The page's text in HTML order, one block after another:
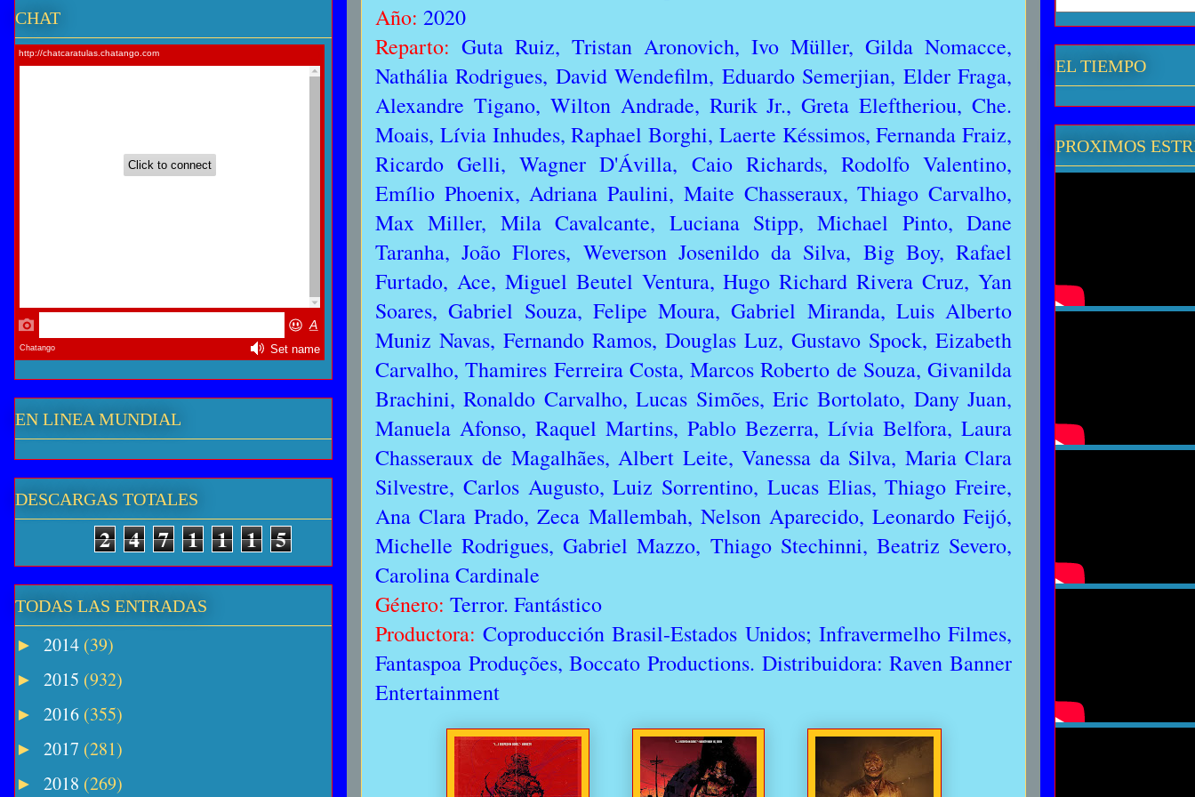
Año: 2020
Reparto: Guta Ruiz, Tristan Aronovich, Ivo Müller, Gilda Nomacce,
Nathália Rodrigues, David Wendefilm, Eduardo Semerjian, Elder Fraga,
Alexandre Tigano, Wilton Andrade, Rurik Jr., Greta Eleftheriou, Che.
Moais, Lívia Inhudes, Raphael Borghi, Laerte Késsimos, Fernanda Fraiz,
Ricardo Gelli, Wagner D'Ávilla, Caio Richards, Rodolfo Valentino,
Emílio Phoenix, Adriana Paulini, Maite Chasseraux, Thiago Carvalho,
Max Miller, Mila Cavalcante, Luciana Stipp, Michael Pinto, Dane
Taranha, João Flores, Weverson Josenildo da Silva, Big Boy, Rafael
Furtado, Ace, Miguel Beutel Ventura, Hugo Richard Rivera Cruz, Yan
Soares, Gabriel Souza, Felipe Moura, Gabriel Miranda, Luis Alberto
Muniz Navas, Fernando Ramos, Douglas Luz, Gustavo Spock, Eizabeth
Carvalho, Thamires Ferreira Costa, Marcos Roberto de Souza, Givanilda
Brachini, Ronaldo Carvalho, Lucas Simões, Eric Bortolato, Dany Juan,
Manuela Afonso, Raquel Martins, Pablo Bezerra, Lívia Belfora, Laura
Chasseraux de Magalhães, Albert Leite, Vanessa da Silva, Maria Clara
Silvestre, Carlos Augusto, Luiz Sorrentino, Lucas Elias, Thiago Freire,
Ana Clara Prado, Zeca Mallembah, Nelson Aparecido, Leonardo Feijó,
Michelle Rodrigues, Gabriel Mazzo, Thiago Stechinni, Beatriz Severo,
Carolina Cardinale
Género: Terror. Fantástico
Productora:Coproducción Brasil-Estados Unidos; Infravermelho Filmes,
Fantaspoa Produções, Boccato Productions. Distribuidora: Raven Banner
Entertainment
CHAT
EN LINEA MUNDIAL
DESCARGAS TOTALES
2 4 7 1 1 1 5
TODAS LAS ENTRADAS
► 2014 (39)
► 2015 (932)
► 2016 (355)
► 2017 (281)
► 2018 (269)
EL TIEMPO
PROXIMOS